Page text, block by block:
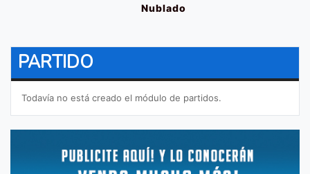
Nublado
PARTIDO
Todavía no está creado el módulo de partidos.